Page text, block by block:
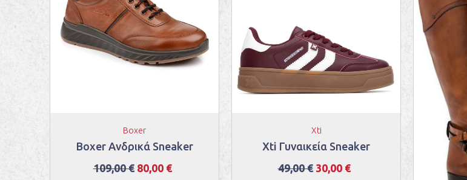
Boxer
Boxer Ανδρικά Sneaker
109,00 € 80,00 €
Xti
Xti Γυναικεία Sneaker
49,00 € 30,00 €